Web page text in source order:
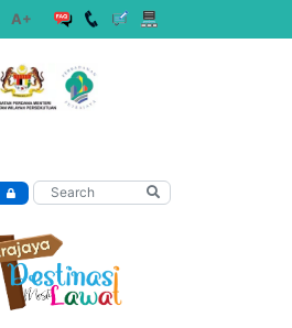
A+